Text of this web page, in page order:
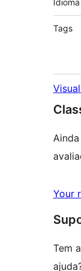
Idioma
Tags
Your
Tem